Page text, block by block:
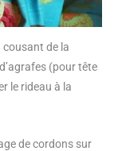
cousant de la
(pour tête
le rideau à la
de cordons sur